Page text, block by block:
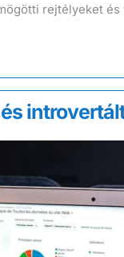
rejtélyeket